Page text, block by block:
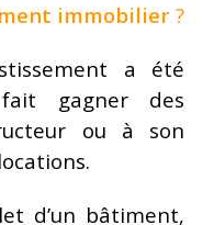
immobilier?
a été
gagner des
ou à son
d’un bâtiment,